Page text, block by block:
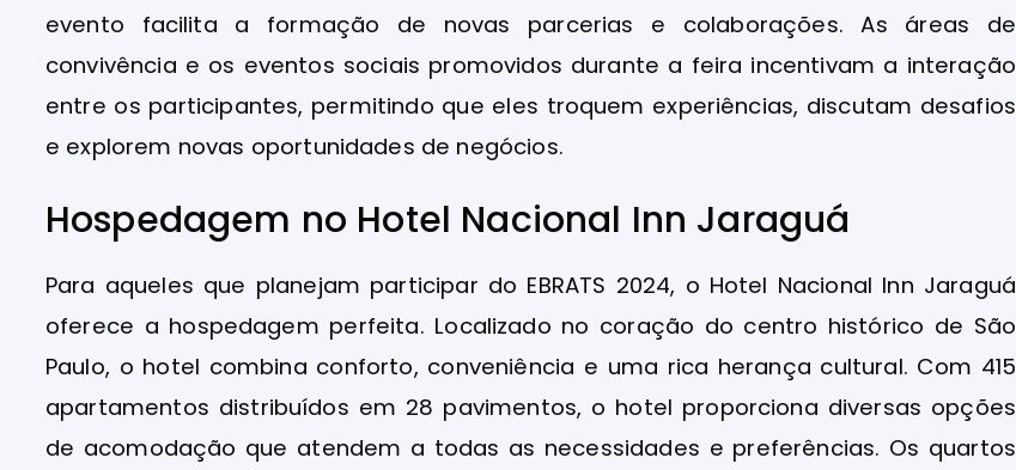
evento facilita a formação de novas parcerias e colaborações. As áreas de
convivência e os eventos sociais promovidos durante a feira incentivam a interação
entre os participantes, permitindo que eles troquem experiências, discutam desafios
e explorem novas oportunidades de negócios.
Hospedagem no Hotel Nacional Inn Jaraguá
Para aqueles que planejam participar do EBRATS 2024, o Hotel Nacional Inn Jaraguá
oferece a hospedagem perfeita. Localizado no coração do centro histórico de São
Paulo, o hotel combina conforto, conveniência e uma rica herança cultural. Com 415
apartamentos distribuídos em 28 pavimentos, o hotel proporciona diversas opções
de acomodação que atendem a todas as necessidades e preferências. Os quartos